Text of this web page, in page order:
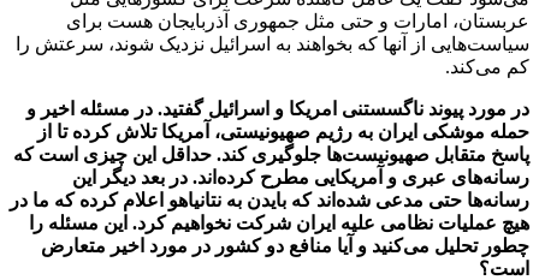
عربستان، امارات و حتی مثل جمهوری آذربایجان هست برای
سیاست‌هایی از آنها که بخواهند به اسرائیل نزدیک شوند، سرعتش را
کم می‌کند.
در مورد پیوند ناگسستنی امریکا و اسرائیل گفتید. در مسئله اخیر و
حمله موشکی ایران به رژیم صهیونیستی، آمریکا تلاش کرده تا از
پاسخ متقابل صهیونیست‌ها جلوگیری کند. حداقل این چیزی است که
رسانه‌های عبری و آمریکایی مطرح کرده‌اند. در بعد دیگر این
رسانه‌ها حتی مدعی شده‌اند که بایدن به نتانیاهو اعلام کرده که ما در
هیچ عملیات نظامی علیه ایران شرکت نخواهیم کرد. این مسئله را
چطور تحلیل می‌کنید و آیا منافع دو کشور در مورد اخیر متعارض
است؟